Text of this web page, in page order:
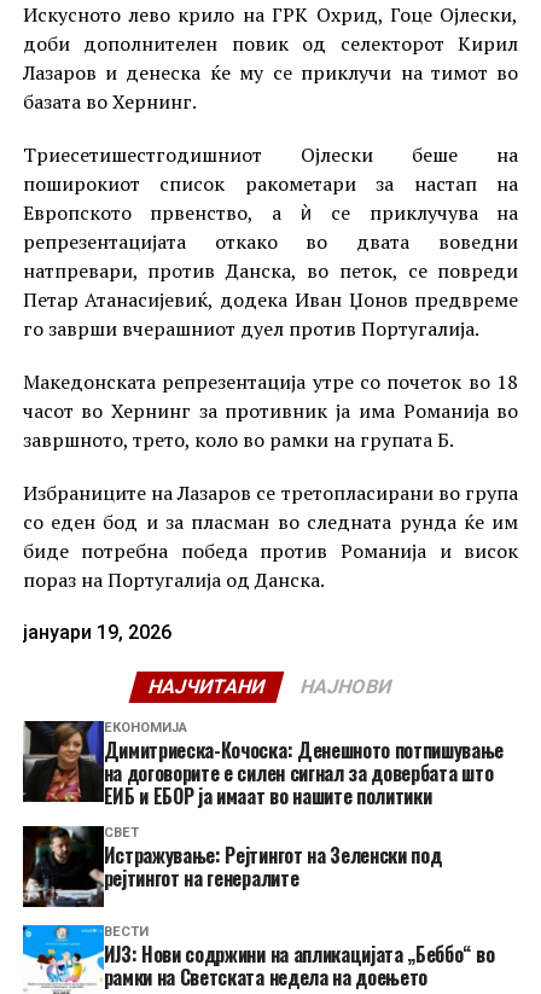
Искусното лево крило на ГРК Охрид, Гоце Ојлески,
доби дополнителен повик од селекторот Кирил
Лазаров и денеска ќе му се приклучи на тимот во
базата во Хернинг.
Триесетишестгодишниот Ојлески беше на
поширокиот список ракометари за настап на
Европското првенство, а ѝ се приклучува на
репрезентацијата откако во двата воведни
натпревари, против Данска, во петок, се повреди
Петар Атанасијевиќ, додека Иван Џонов предвреме
го заврши вчерашниот дуел против Португалија.
Македонската репрезентација утре со почеток во 18
часот во Хернинг за противник ја има Романија во
завршното, трето, коло во рамки на групата Б.
Избраниците на Лазаров се третопласирани во група
со еден бод и за пласман во следната рунда ќе им
биде потребна победа против Романија и висок
пораз на Португалија од Данска.
јануари 19, 2026
НАЈЧИТАНИ НАЈНОВИ
ЕКОНОМИЈА
Димитриеска-Кочоска: Денешното потпишување
на договорите е силен сигнал за довербата што
ЕИБ и ЕБОР ја имаат во нашите политики
СВЕТ
Истражување: Рејтингот на Зеленски под
рејтингот на генералите
ВЕСТИ
ИЈЗ: Нови содржини на апликацијата „Беббо“ во
рамки на Светската недела на доењето